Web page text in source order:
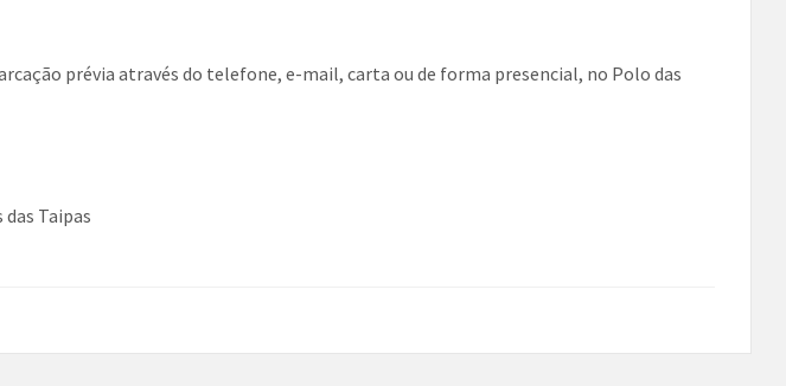
prévia através do telefone, e-mail, carta ou de forma presencial, no Polo das
das Taipas